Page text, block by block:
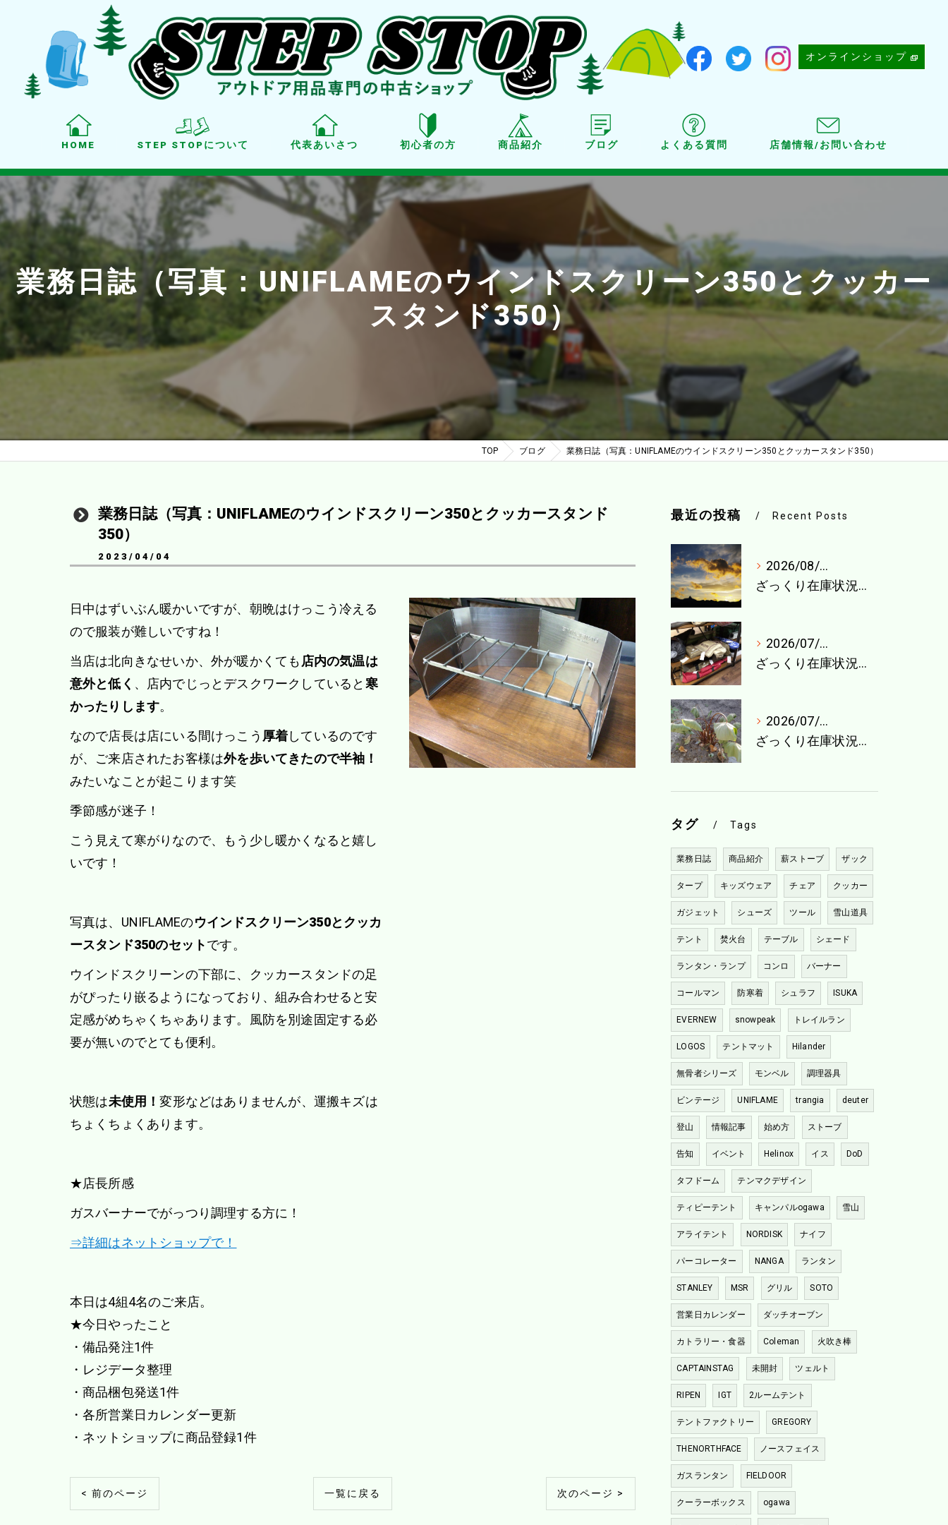
オンラインショップ
HOME STEP STOPについて 代表あいさつ 初心者の方 商品紹介
商品紹介
点検・メンテナンス
ブログ よくある質問 店舗情報/お問い合わせ
業務日誌（写真：UNIFLAMEのウインドスクリーン350とクッカー
スタンド350）
TOP ブログ 業務日誌（写真：UNIFLAMEのウインドスクリーン350とクッカースタンド350）
業務日誌（写真：UNIFLAMEのウインドスクリーン350とクッカースタンド
350）
2023/04/04
日中はずいぶん暖かいですが、朝晩はけっこう冷える
ので服装が難しいですね！
当店は北向きなせいか、外が暖かくても 店内の気温は
意外と低く 、店内でじっとデスクワークしていると 寒
かったりします。
なので店長は店にいる間けっこう 厚着しているのです
が、ご来店されたお客様は外を歩いてきたので半袖！
みたいなことが起こります笑
季節感が迷子！
こう見えて寒がりなので、もう少し暖かくなると嬉し
いです！
写真は、UNIFLAMEのウインドスクリーン350とクッカ
ースタンド350のセットです。
ウインドスクリーンの下部に、クッカースタンドの足
がぴったり嵌るようになっており、組み合わせると安
定感がめちゃくちゃあります。風防を別途固定する必
要が無いのでとても便利。
状態は未使用！変形などはありませんが、運搬キズは
ちょくちょくあります。
★店長所感
ガスバーナーでがっつり調理する方に！
⇒詳細はネットショップで！
本日は4組4名のご来店。
★今日やったこと
・備品発注1件
・レジデータ整理
・商品梱包発送1件
・各所営業日カレンダー更新
・ネットショップに商品登録1件
< 前のページ 一覧に戻る 次のページ >
最近の投稿 Recent Posts
2026/08/04
ざっくり在庫状況（8月1週目）
2026/07/27
ざっくり在庫状況（7月最終週）
2026/07/21
ざっくり在庫状況（7月4週目）
タグ Tags
業務日誌 商品紹介 薪ストーブ ザック
タープ キッズウェア チェア クッカー
ガジェット シューズ ツール 雪山道具
テント 焚火台 テーブル シェード
ランタン・ランプ コンロ バーナー
コールマン 防寒着 シュラフ ISUKA
EVERNEW snowpeak トレイルラン
LOGOS テントマット Hilander
無骨者シリーズ モンベル 調理器具
ビンテージ UNIFLAME trangia deuter
登山 情報記事 始め方 ストーブ
告知 イベント Helinox イス DoD
タフドーム テンマクデザイン
ティピーテント キャンパルogawa 雪山
アライテント NORDISK ナイフ
パーコレーター NANGA ランタン
STANLEY MSR グリル SOTO
営業日カレンダー ダッチオーブン
カトラリー・食器 Coleman 火吹き棒
CAPTAINSTAG 未開封 ツェルト
RIPEN IGT 2ルームテント
テントファクトリー GREGORY
THENORTHFACE ノースフェイス
ガスランタン FIELDOOR
クーラーボックス ogawa